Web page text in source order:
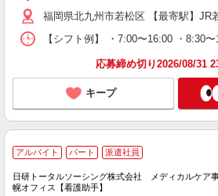
福岡県北九州市若松区 【最寄駅】JR
【シフト例】 ・7:00〜16:00 ・
応募締め切り2026/08/31
キープ
アルバイト パート 派遣社員
日研トータルソーシング株式会社 メディカルケア
幌オフィス【看護助手】